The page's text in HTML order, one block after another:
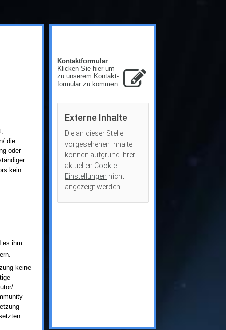
die
oder
kein
es ihm
keine
Kontaktformular
Klicken Sie hier um
zu unserem Kon­takt­
for­mu­lar zu kommen
Externe Inhalte
Die an dieser Stelle
vorgesehenen Inhalte
können aufgrund Ihrer
aktuellen Cookie-
Einstellungen nicht
angezeigt werden.